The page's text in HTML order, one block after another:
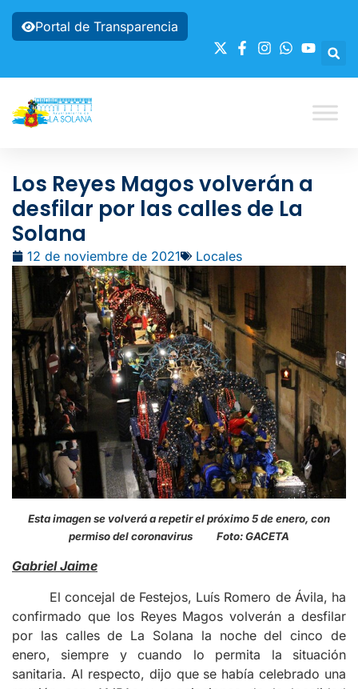
Portal de Transparencia
Los Reyes Magos volverán a
desfilar por las calles de La
Solana
12 de noviembre de 2021 Locales
Esta imagen se volverá a repetir el próximo 5 de enero, con
permiso del coronavirus Foto: GACETA
Gabriel Jaime
El concejal de Festejos, Luís Romero de Ávila, ha
confirmado que los Reyes Magos volverán a desfilar
por las calles de La Solana la noche del cinco de
enero, siempre y cuando lo permita la situación
sanitaria. Al respecto, dijo que se había celebrado una